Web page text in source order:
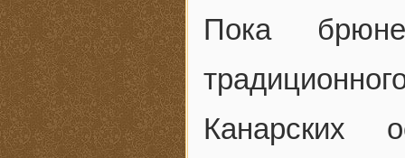
Пока
Канарских